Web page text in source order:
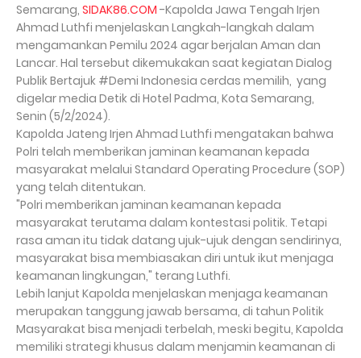
Semarang, SIDAK86.COM -Kapolda Jawa Tengah Irjen
Ahmad Luthfi menjelaskan Langkah-langkah dalam
mengamankan Pemilu 2024 agar berjalan Aman dan
Lancar. Hal tersebut dikemukakan saat kegiatan Dialog
Publik Bertajuk #Demi Indonesia cerdas memilih, yang
digelar media Detik di Hotel Padma, Kota Semarang,
Senin (5/2/2024).
Kapolda Jateng Irjen Ahmad Luthfi mengatakan bahwa
Polri telah memberikan jaminan keamanan kepada
masyarakat melalui Standard Operating Procedure (SOP)
yang telah ditentukan.
"Polri memberikan jaminan keamanan kepada
masyarakat terutama dalam kontestasi politik. Tetapi
rasa aman itu tidak datang ujuk-ujuk dengan sendirinya,
masyarakat bisa membiasakan diri untuk ikut menjaga
keamanan lingkungan," terang Luthfi.
Lebih lanjut Kapolda menjelaskan menjaga keamanan
merupakan tanggung jawab bersama, di tahun Politik
Masyarakat bisa menjadi terbelah, meski begitu, Kapolda
memiliki strategi khusus dalam menjamin keamanan di